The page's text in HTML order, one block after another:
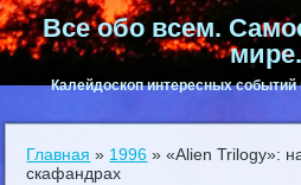
Все обо всем.
мире.
Калейдоскоп интересных
Главная » 1996 »«Alien Trilogy»:
скафандрах